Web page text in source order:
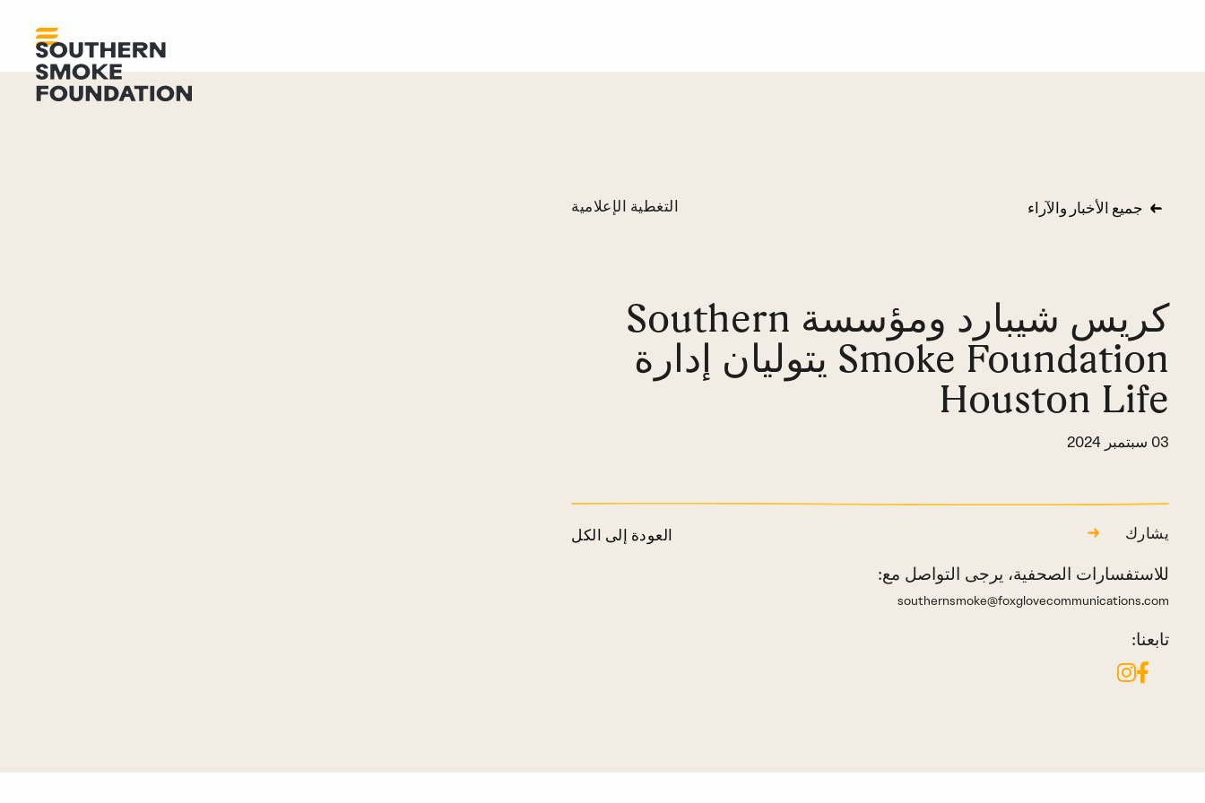
جميع الأخبار والآراء التغطية الإعلامية
كريس شيبارد ومؤسسة Southern
Smoke Foundation يتوليان إدارة
Houston Life
03 سبتمبر 2024
يشارك العودة إلى الكل
للاستفسارات الصحفية، يرجى التواصل مع:
southernsmoke@foxglovecommunications.com
تابعنا: